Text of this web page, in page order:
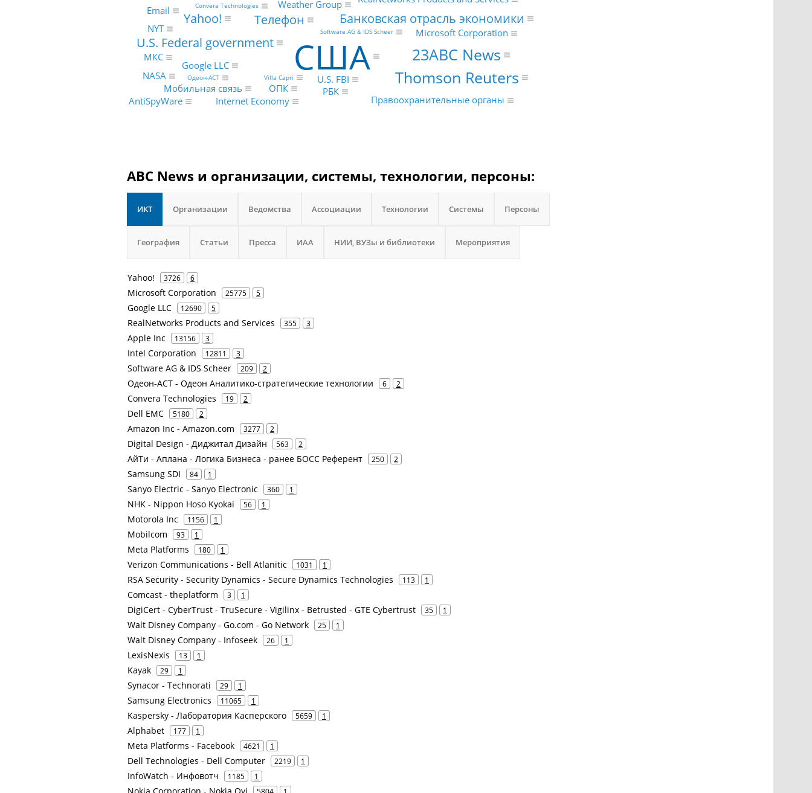
США Thomson Reuters
23ABC News
Банковская отрасль экономики
Телефон
Yahoo!
U.S. Federal government
Microsoft Corporation
Google LLC
Мобильная связь
ОПК РБК
Правоохранительные органы
U.S. FBI
AntiSpyWare
Email
МКС
Internet Economy
NASA
Weather Group
NYT Software AG & IDS Scheer
Одеон-АСТ
Convera Technologies
Villa Capri
ABC News и организации, системы, технологии, персоны:
ИКТ Организации Ведомства Ассоциации Технологии Системы Персоны
География Статьи Пресса ИАА НИИ, ВУЗы и библиотеки Мероприятия
Yahoo! 3726 6
Microsoft Corporation 25775 5
Google LLC 12690 5
RealNetworks Products and Services 355 3
Apple Inc 13156 3
Intel Corporation 12811 3
Software AG & IDS Scheer 209 2
Одеон-АСТ - Одеон Аналитико-стратегические технологии 6 2
Convera Technologies 19 2
Dell EMC 5180 2
Amazon Inc - Amazon.com 3277 2
Digital Design - Диджитал Дизайн 563 2
АйТи - Аплана - Логика Бизнеса - ранее БОСС Референт 250 2
Samsung SDI 84 1
Sanyo Electric - Sanyo Electronic 360 1
NHK - Nippon Hoso Kyokai 56 1
Motorola Inc 1156 1
Mobilcom 93 1
Meta Platforms 180 1
Verizon Communications - Bell Atlanitic 1031 1
RSA Security - Security Dynamics - Secure Dynamics Technologies 113 1
Comcast - theplatform 3 1
DigiCert - CyberTrust - TruSecure - Vigilinx - Betrusted - GTE Cybertrust 35 1
Walt Disney Company - Go.com - Go Network 25 1
Walt Disney Company - Infoseek 26 1
LexisNexis 13 1
Kayak 29 1
Synacor - Technorati 29 1
Samsung Electronics 11065 1
Kaspersky - Лаборатория Касперского 5659 1
Alphabet 177 1
Meta Platforms - Facebook 4621 1
Dell Technologies - Dell Computer 2219 1
InfoWatch - Инфовотч 1185 1